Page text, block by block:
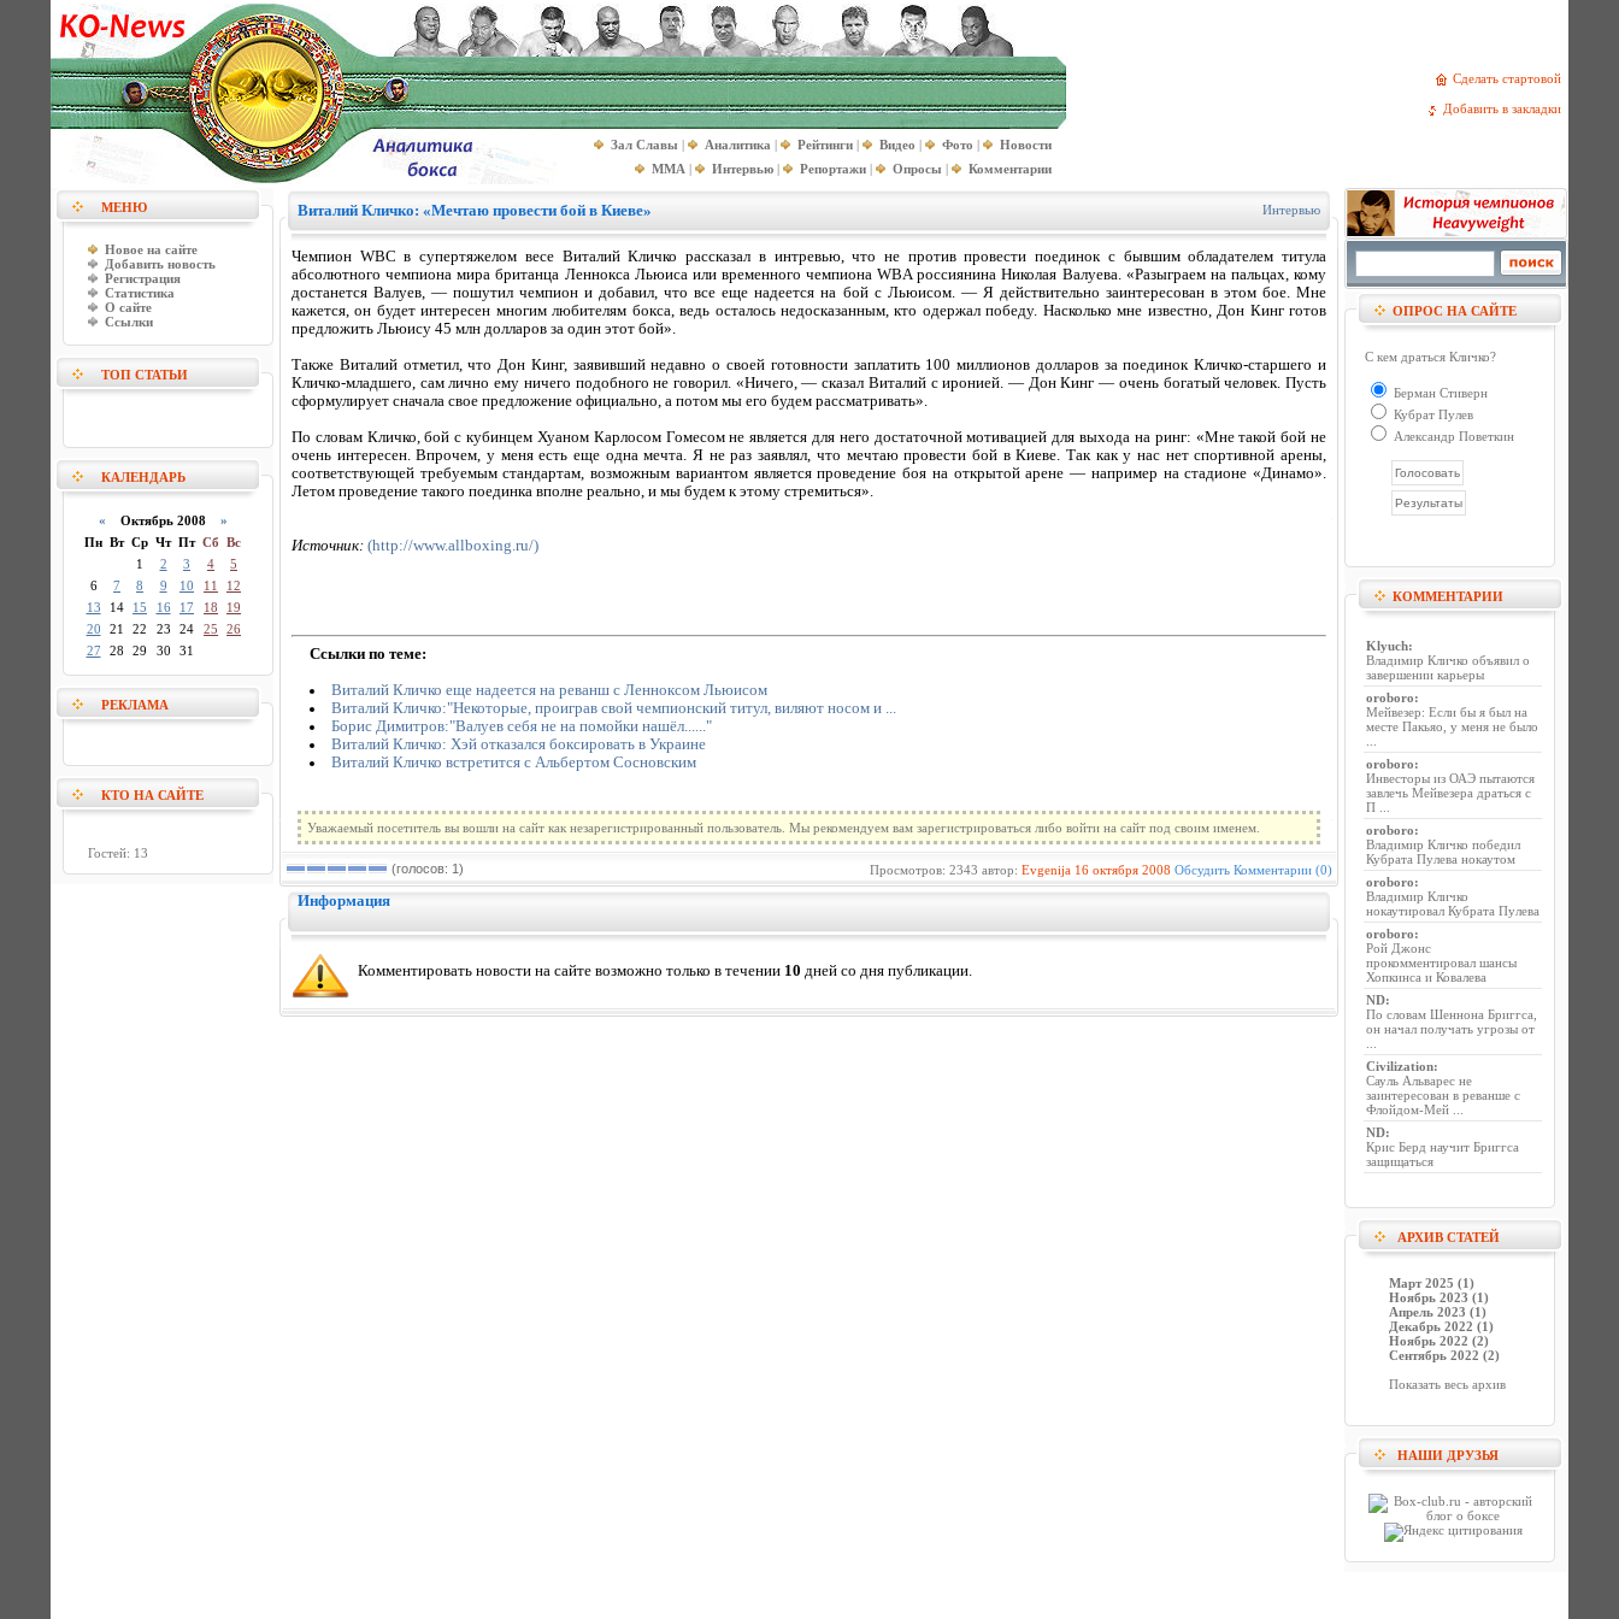
Сделать стартовой
Добавить в закладки
Зал Славы | Аналитика | Рейтинги | Видео | Фото |
Новости
MMA | Интервью | Репортажи | Опросы | Комментарии
МЕНЮ
Новое на сайте
Добавить новость
Регистрация
Статистика
О сайте
Ссылки
ТОП СТАТЬИ
КАЛЕНДАРЬ
« Октябрь 2008 »
Пн Вт Ср Чт Пт Сб Вс
1
2 3 4
5
6
7 8 9 10 11
12
13
14 15 16 17 18
19
20
21 22 23 24 25
26
27
28 29 30 31
РЕКЛАМА
КТО НА САЙТЕ
Гостей: 13
Виталий Кличко: «Мечтаю провести бой в Киеве» Интервью
Чемпион WBC в супертяжелом весе Виталий Кличко рассказал в интревью, что не против провести поединок с бывшим обладателем титула
абсолютного чемпиона мира британца Леннокса Льюиса или временного чемпиона WBA россиянина Николая Валуева. «Разыграем на пальцах, кому
достанется Валуев, — пошутил чемпион и добавил, что все еще надеется на бой с Льюисом. — Я действительно заинтересован в этом бое. Мне
кажется, он будет интересен многим любителям бокса, ведь осталось недосказанным, кто одержал победу. Насколько мне известно, Дон Кинг готов
предложить Льюису 45 млн долларов за один этот бой».
Также Виталий отметил, что Дон Кинг, заявивший недавно о своей готовности заплатить 100 миллионов долларов за поединок Кличко-старшего и
Кличко-младшего, сам лично ему ничего подобного не говорил. «Ничего, — сказал Виталий с иронией. — Дон Кинг — очень богатый человек. Пусть
сформулирует сначала свое предложение официально, а потом мы его будем рассматривать».
По словам Кличко, бой с кубинцем Хуаном Карлосом Гомесом не является для него достаточной мотивацией для выхода на ринг: «Мне такой бой не
очень интересен. Впрочем, у меня есть еще одна мечта. Я не раз заявлял, что мечтаю провести бой в Киеве. Так как у нас нет спортивной арены,
соответствующей требуемым стандартам, возможным вариантом является проведение боя на открытой арене — например на стадионе «Динамо».
Летом проведение такого поединка вполне реально, и мы будем к этому стремиться».
Источник: (http://www.allboxing.ru/)
Ссылки по теме:
Виталий Кличко еще надеется на реванш с Ленноксом Льюисом
Виталий Кличко:"Некоторые, проиграв свой чемпионский титул, виляют носом и ...
Борис Димитров:"Валуев себя не на помойки нашёл......"
Виталий Кличко: Хэй отказался боксировать в Украине
Виталий Кличко встретится с Альбертом Сосновским
Уважаемый посетитель вы вошли на сайт как незарегистрированный пользователь. Мы рекомендуем вам зарегистрироваться либо войти на сайт под своим именем.
(голосов: 1) Просмотров: 2343 автор: Evgenija 16 октября 2008 Обсудить Комментарии (0)
Информация
Комментировать новости на сайте возможно только в течении 10 дней со дня публикации.
ОПРОС НА САЙТЕ
С кем драться Кличко?
Берман Стиверн
Кубрат Пулев
Александр Поветкин
КОММЕНТАРИИ
Klyuch:
Владимир Кличко объявил о
завершении карьеры
oroboro:
Мейвезер: Если бы я был на
месте Пакьяо, у меня не было
oroboro:
Инвесторы из ОАЭ пытаются
завлечь Мейвезера драться с
П ...
oroboro:
Владимир Кличко победил
Кубрата Пулева нокаутом
oroboro:
Владимир Кличко
нокаутировал Кубрата Пулева
oroboro:
Рой Джонс
прокомментировал шансы
Хопкинса и Ковалева
ND:
По словам Шеннона Бриггса,
он начал получать угрозы от
Civilization:
Сауль Альварес не
заинтересован в реванше с
Флойдом-Мей ...
ND:
Крис Берд научит Бриггса
защищаться
АРХИВ СТАТЕЙ
Март 2025 (1)
Ноябрь 2023 (1)
Апрель 2023 (1)
Декабрь 2022 (1)
Ноябрь 2022 (2)
Сентябрь 2022 (2)
Показать весь архив
НАШИ ДРУЗЬЯ